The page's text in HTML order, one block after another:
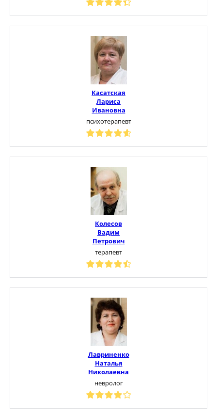
Касатская
Лариса
Ивановна
психотерапевт
Колесов
Вадим
Петрович
терапевт
Лавриненко
Наталья
Николаевна
невролог